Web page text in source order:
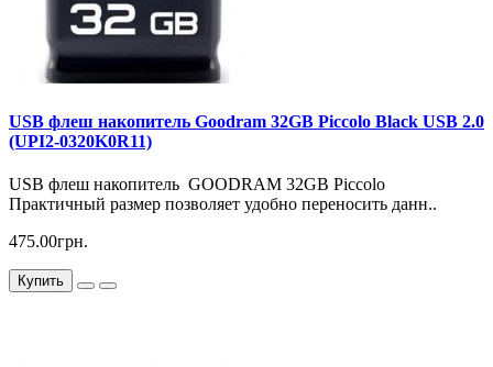
USB флеш накопитель Goodram 32GB Piccolo Black USB 2.0
(UPI2-0320K0R11)
USB флеш накопитель GOODRAM 32GB Piccolo
Практичный размер позволяет удобно переносить данн..
475.00грн.
Купить